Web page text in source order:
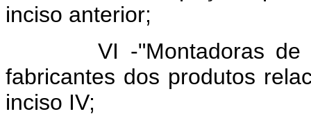
inciso anterior;
VI -"Montadoras de
fabricantes dos produtos
inciso IV;